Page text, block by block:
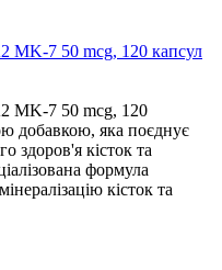
MK-7 50 mcg, 120 капсул
MK-7 50 mcg, 120
добавкою, яка поєднує
здоров'я кісток та
формула
кісток та